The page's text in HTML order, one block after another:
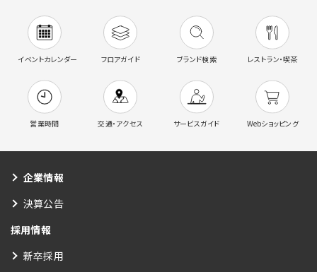
イベントカレンダー フロアガイド ブランド検索 レストラン・喫茶
営業時間 交通・アクセス サービスガイド Webショッピング
企業情報
決算公告
採用情報
新卒採用